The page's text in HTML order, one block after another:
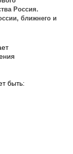
Россия.
ближнего и
быть: